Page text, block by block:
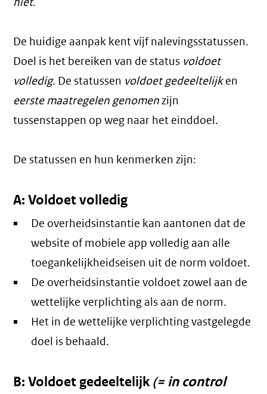
De huidige aanpak kent vijf nalevingsstatussen.
Doel is het bereiken van de status voldoet
volledig. De statussen voldoet gedeeltelijken
eerste maatregelen genomenzijn
tussenstappen op weg naar het einddoel.
De statussen en hun kenmerken zijn:
A: Voldoet volledig
De overheidsinstantie kan aantonen dat de
website of mobiele app volledig aan alle
toegankelijkheidseisen uit de norm voldoet.
De overheidsinstantie voldoet zowel aan de
wettelijke verplichting als aan de norm.
Het in de wettelijke verplichting vastgelegde
doel is behaald.
B: Voldoet gedeeltelijk(= in control